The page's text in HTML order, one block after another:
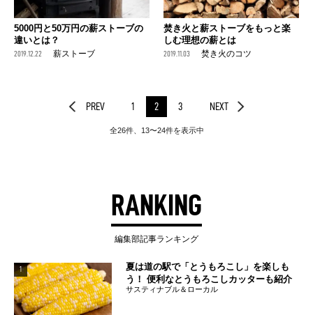
5000円と50万円の薪ストーブの
違いとは？
2019.12.22 薪ストーブ
焚き火と薪ストーブをもっと楽
しむ理想の薪とは
2019.11.03 焚き火のコツ
PREV 1 2 3 NEXT
全26件、13〜24件を表示中
RANKING
編集部記事ランキング
1
夏は道の駅で「とうもろこし」を楽しも
う！ 便利なとうもろこしカッターも紹介
サスティナブル＆ローカル